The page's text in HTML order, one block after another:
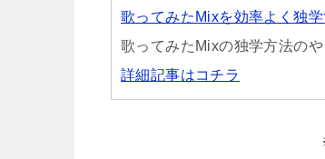
歌ってみたMixを効率よく独学
歌ってみたMixの独学方法の
詳細記事はコチラ